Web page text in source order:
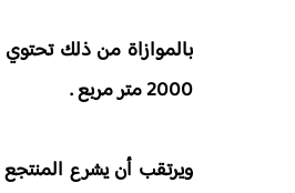
بالموازاة من ذلك
2000 متر مربع .